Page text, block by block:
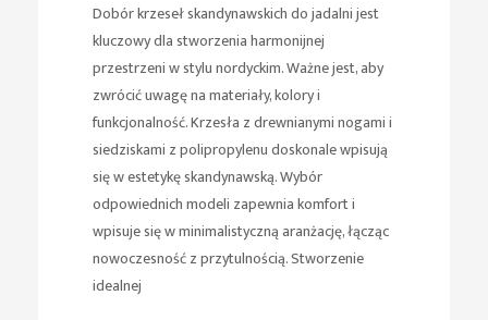
Dobór krzeseł skandynawskich do jadalni jest
kluczowy dla stworzenia harmonijnej
przestrzeni w stylu nordyckim. Ważne jest, aby
zwrócić uwagę na materiały, kolory i
funkcjonalność. Krzesła z drewnianymi nogami i
siedziskami z polipropylenu doskonale wpisują
się w estetykę skandynawską. Wybór
odpowiednich modeli zapewnia komfort i
wpisuje się w minimalistyczną aranżację, łącząc
nowoczesność z przytulnością. Stworzenie
idealnej